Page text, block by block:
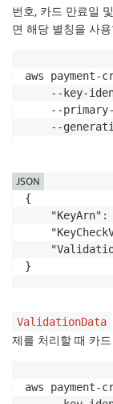
번호, 카드 만료일
면 해당 별칭을 사
aws
--key-
--
--
{
"KeyArn":
}
JSON
ValidationData
제를 처리할 때 카
aws